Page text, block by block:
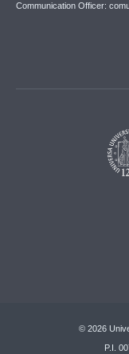
Communication Officer:
© 2026
P.I.